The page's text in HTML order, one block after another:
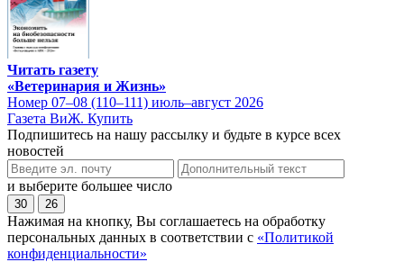
Читать газету
«Ветеринария и Жизнь»
Номер 07–08 (110–111) июль–август 2026
Газета ВиЖ. Купить
Подпишитесь на нашу рассылку и будьте в курсе всех
новостей
и выберите большее число
30 26
Нажимая на кнопку, Вы соглашаетесь на обработку
персональных данных в соответствии с «Политикой
конфиденциальности»